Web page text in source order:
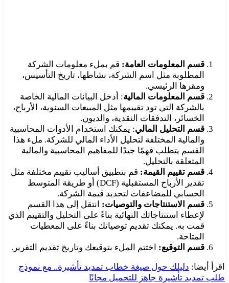
قسم المعلومات العامة: قم بملء معلومات الشركة
المطلوبة مثل اسم الشركة، نشاطها، تاريخ التأسيس،
ومقرها الرئيسي.
قسم المعلومات المالية: أدخل البيانات المالية الخاصة
بالشركة التي تود تقييمها مثل المبيعات السنوية، الأرباح،
الخسائر، التدفقات النقدية، والديون.
قسم التحليل المالي: يمكنك استخدام الأدوات المحاسبية
والمالية المختلفة لتحليل الأداء المالي للشركة. ملء هذا
القسم يتطلب فهمًا جيدًا للمفاهيم المحاسبية والمالية
المتعلقة بالتحليل.
قسم تقييم القيمة: قم بتطبيق أساليب تقييم مختلفة مثل
تقدير الأرباح المستقبلية (DCF) أو طريقة المتوسط
الحسابي للمضاعفات لتحديد قيمة الشركة.
قسم الاستنتاجات والتوصيات: انتقل إلى هذا القسم
لإعطاء استنتاجاتك النهائية بناءً على التحليل والتقييم الذي
قمت به. يمكنك تقديم توصياتك بناءً على المعطيات
المتاحة.
قسم التوقيع: اختتم الملء بتوقيعك وتاريخ تقديم التقرير.
اقرأ أيضا: دليلك حول صيغة خطاب تمديد تأشيرة.. مع نموذج
طلب تمديد تأشيرة جاهز للتحميل مجانًا